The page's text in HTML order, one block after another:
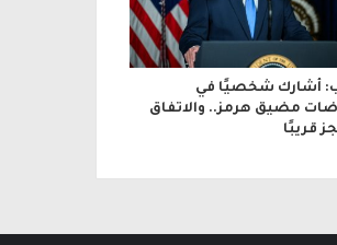
أشارك شخصيًا في
مضيق هرمز.. والاتفاق
قريبًا